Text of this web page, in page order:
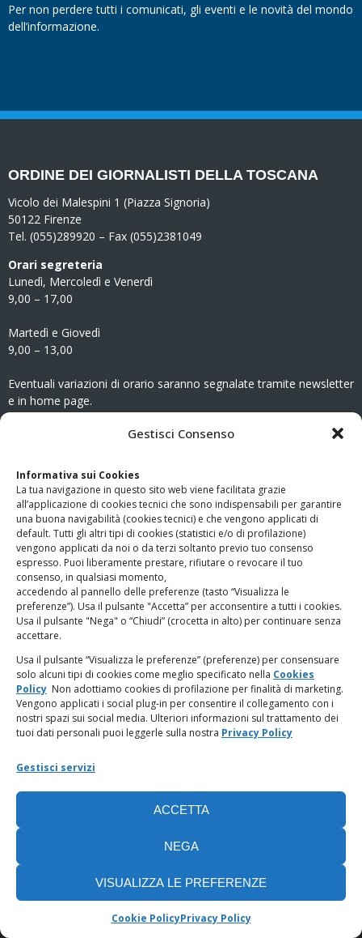
Gestisci Consenso
Informativa sui Cookies
La tua navigazione in questo sito web viene facilitata grazie
all’applicazione di cookies tecnici che sono indispensabili per garantire
una buona navigabilità (cookies tecnici) e che vengono applicati di
default. Tutti gli altri tipi di cookies (statistici e/o di profilazione)
vengono applicati da noi o da terzi soltanto previo tuo consenso
espresso. Puoi liberamente prestare, rifiutare o revocare il tuo
consenso, in qualsiasi momento,
accedendo al pannello delle preferenze (tasto “Visualizza le
preferenze”). Usa il pulsante "Accetta” per acconsentire a tutti i cookies.
Usa il pulsante "Nega" o “Chiudi” (crocetta in alto) per continuare senza
accettare.
Usa il pulsante “Visualizza le preferenze” (preferenze) per consensuare
solo alcuni tipi di cookies come meglio specificato nella Cookies
Policy Non adottiamo cookies di profilazione per finalità di marketing.
Vengono applicati i social plug-in per consentire il collegamento con i
nostri spazi sui social media. Ulteriori informazioni sul trattamento dei
tuoi dati personali puoi leggerle sulla nostra Privacy Policy
Gestisci servizi
ACCETTA
NEGA
VISUALIZZA LE PREFERENZE
Cookie PolicyPrivacy Policy
Per non perdere tutti i comunicati, gli eventi e le novità del mondo
dell’informazione.
ORDINE DEI GIORNALISTI DELLA TOSCANA
Vicolo dei Malespini 1 (Piazza Signoria)
50122 Firenze
Tel. (055)289920 – Fax (055)2381049
Orari segreteria
Lunedì, Mercoledì e Venerdì
9,00 – 17,00
Martedì e Giovedì
9,00 – 13,00
Eventuali variazioni di orario saranno segnalate tramite newsletter
e in home page.
www.odg.toscana.it – testata registrata presso il Tribunale di
Firenze al nr. 5208 dell’ 08.10.2002. Direttore responsabile:
Giampaolo Marchini – C.F. 80005790482
LINK UTILI
PagoPA
Privacy Policy
Regolamento categorie particolari di dati personali e dati
giudiziari
Amministrazione Trasparente
Cookie Policy (UE)